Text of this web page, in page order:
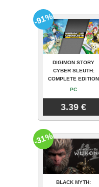
DIGIMON STORY
CYBER SLEUTH:
COMPLETE EDITION
PC
3.39 €
-91%
BLACK MYTH:
-31%